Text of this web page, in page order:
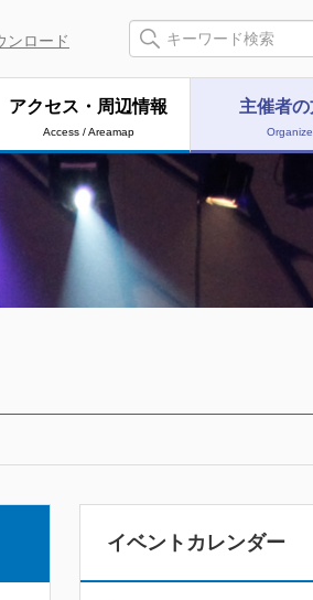
ンロード
アクセス・周辺情報
Access / Areamap
主催者
イベントカレンダー